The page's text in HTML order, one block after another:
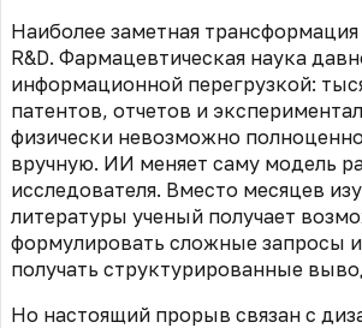
Наиболее заметная трансформация
R&D. Фармацевтическая наука
информационной перегрузкой:
патентов, отчетов и
физически невозможно
вручную. ИИ меняет саму модель
исследователя. Вместо месяцев
литературы ученый получает
формулировать сложные запросы
получать структурированные
Но настоящий прорыв связан с